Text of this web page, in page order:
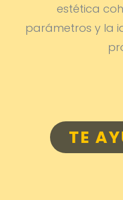
estética
parámetros y la
TE